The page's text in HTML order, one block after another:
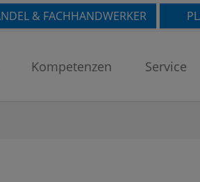
& FACHHANDWERKER
Kompetenzen Service